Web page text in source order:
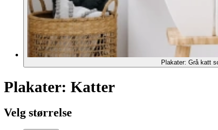
Plakater: Grå katt
Plakater: Katter
Velg størrelse